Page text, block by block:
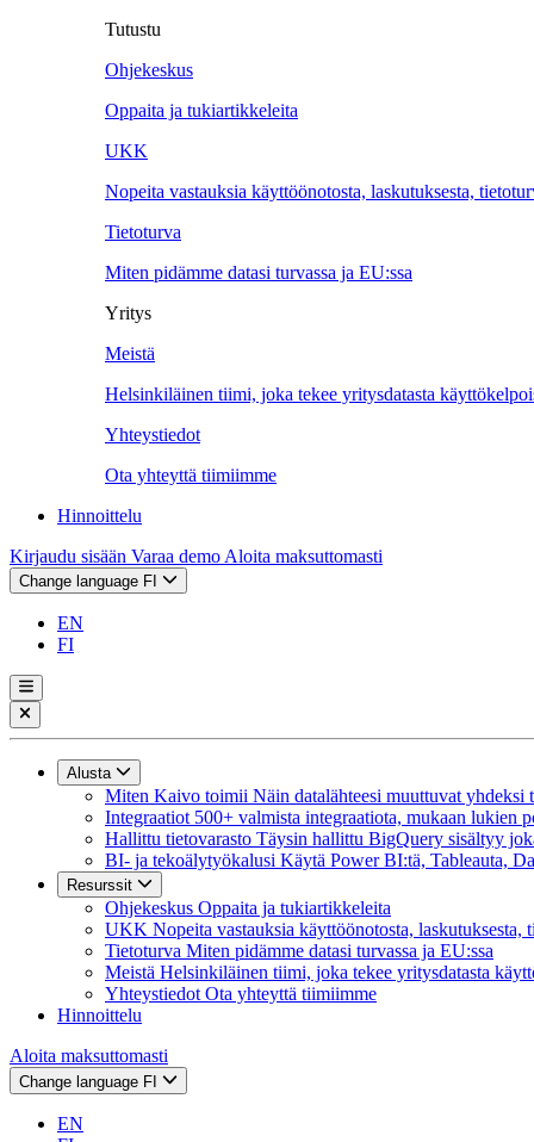
Tutustu
Ohjekeskus
Oppaita ja tukiartikkeleita
UKK
Nopeita vastauksia käyttöönotosta, laskutuksesta,
Tietoturva
Miten pidämme datasi turvassa ja EU:ssa
Yritys
Meistä
Helsinkiläinen tiimi, joka tekee yritysdatasta
Yhteystiedot
Ota yhteyttä tiimiimme
Hinnoittelu
Kirjaudu sisään Varaa demo Aloita maksuttomasti
Change language FI
EN
FI
Alusta
Miten Kaivo toimii Näin datalähteesi muuttuvat yhdeksi
Integraatiot 500+ valmista integraatiota, mukaan lukien
Hallittu tietovarasto Täysin hallittu BigQuery sisältyy
BI- ja tekoälytyökalusi Käytä Power BI:tä, Tableauta,
Resurssit
Ohjekeskus Oppaita ja tukiartikkeleita
UKK Nopeita vastauksia käyttöönotosta, laskutuksesta,
Tietoturva Miten pidämme datasi turvassa ja EU:ssa
Meistä Helsinkiläinen tiimi, joka tekee yritysdatasta
Yhteystiedot Ota yhteyttä tiimiimme
Hinnoittelu
Aloita maksuttomasti
Change language FI
EN